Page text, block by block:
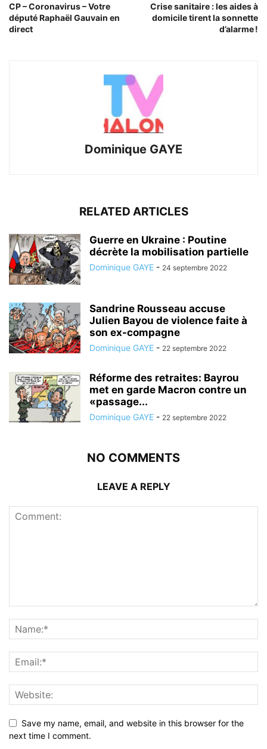
CP – Coronavirus – Votre
député Raphaël Gauvain en
direct
Crise sanitaire : les aides à
domicile tirent la sonnette
d’alarme !
Dominique GAYE
RELATED ARTICLES
Guerre en Ukraine : Poutine
décrète la mobilisation partielle
Dominique GAYE - 24 septembre 2022
Sandrine Rousseau accuse
Julien Bayou de violence faite à
son ex-compagne
Dominique GAYE - 22 septembre 2022
Réforme des retraites: Bayrou
met en garde Macron contre un
«passage...
Dominique GAYE - 22 septembre 2022
NO COMMENTS
LEAVE A REPLY
Save my name, email, and website in this browser for the
next time I comment.